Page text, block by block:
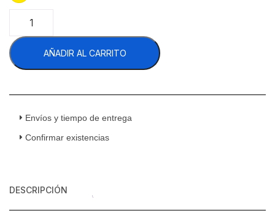
HLC300-
H3
Procesador
De
Disco
cantidad
AÑADIR AL CARRITO
Envíos y tiempo de entrega
Confirmar existencias
DESCRIPCIÓN